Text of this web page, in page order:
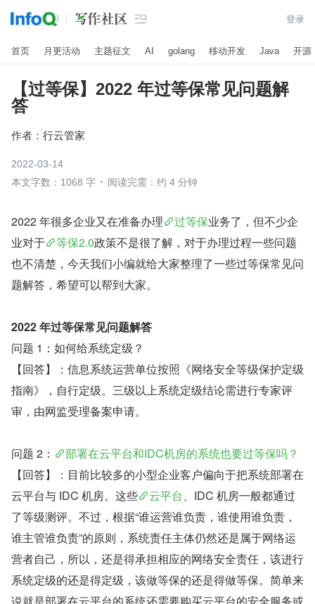
 登录
首页 月更活动 主题征文 AI golang 移动开发 Java 开源
【过等保】2022 年过等保常见问题解
答
作者： 行云管家
2022-03-14
本文字数：1068 字
阅读完需：约 4 分钟
2022 年很多企业又在准备办理 过等保业务了，但不少企
业对于
等保2.0政策不是很了解，对于办理过程一些问题
也不清楚，今天我们小编就给大家整理了一些过等保常见问
题解答，希望可以帮到大家。
2022 年过等保常见问题解答
问题 1：如何给系统定级？
【回答】：信息系统运营单位按照《网络安全等级保护定级
指南》，自行定级。三级以上系统定级结论需进行专家评
审，由网监受理备案申请。
问题 2：
部署在云平台和IDC机房的系统也要过等保吗？
【回答】：目前比较多的小型企业客户偏向于把系统部署在
云平台与 IDC 机房。这些
云平台、IDC 机房一般都通过
了等级测评。不过，根据“谁运营谁负责，谁使用谁负责，
谁主管谁负责”的原则，系统责任主体仍然还是属于网络运
营者自己，所以，还是得承担相应的网络安全责任，该进行
系统定级的还是得定级，该做等保的还是得做等保。简单来